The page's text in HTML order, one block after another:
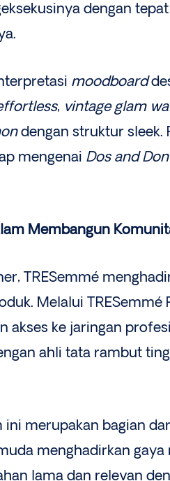
dengan
moodboard
, vintage glam
dengan struktur sleek.
mengenai Dos and
Membangun
TRESemmé
Melalui TRESemmé
akses ke jaringan
ahli tata rambut
ini merupakan bagian
menghadirkan gaya
lama dan relevan